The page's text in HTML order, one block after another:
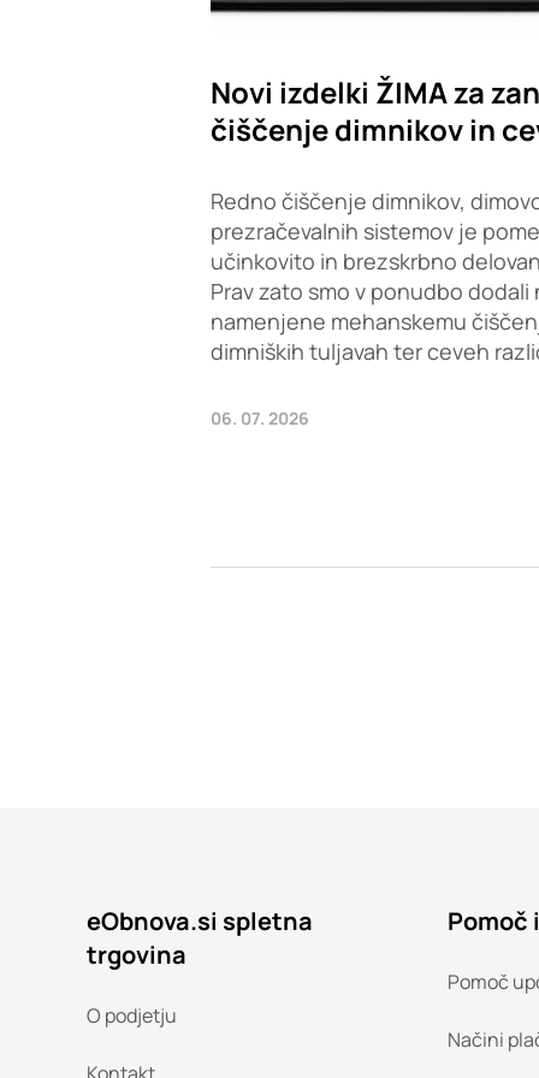
Novi izdelki ŽIMA za
čiščenje dimnikov in
Redno čiščenje dimnikov,
prezračevalnih sistemov je
učinkovito in brezskrbno
Prav zato smo v ponudbo dodali
namenjene mehanskemu
dimniških tuljavah ter ceveh
06. 07. 2026
eObnova.si spletna
trgovina
O podjetju
Pomoč
Pomoč
Načini